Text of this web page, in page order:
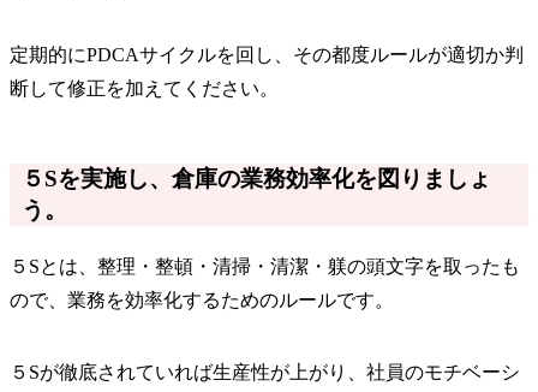
定期的にPDCAサイクルを回し、その都度ルールが適切か判
断して修正を加えてください。
５Sを実施し、倉庫の業務効率化を図りましょ
う。
５Sとは、整理・整頓・清掃・清潔・躾の頭文字を取ったも
ので、業務を効率化するためのルールです。
５Sが徹底されていれば生産性が上がり、社員のモチベーシ